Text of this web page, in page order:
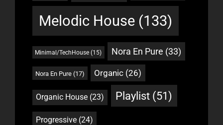
Melodic House(133)
Minimal/TechHouse (15) Nora En Pure (33)
Nora En Pure(17) Organic (26)
Organic House(23) Playlist (51)
Progressive(24)